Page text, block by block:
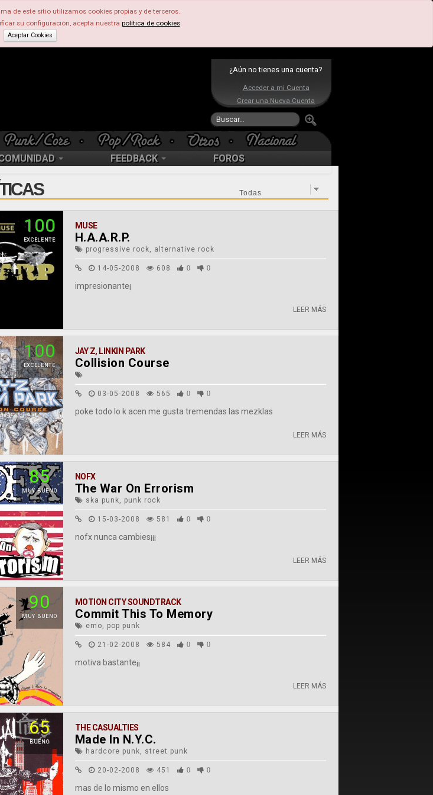
de este sitio utilizamos cookies propias y de terceros.
su configuración, acepta nuestra política de cookies.
Aceptar Cookies
¿Aún no tienes una cuenta?
Acceder a mi Cuenta
Crear una Nueva Cuenta
FEEDBACK FOROS
100
EXCELENTE
MUSE
H.A.A.R.P.
progressive rock, alternative rock
14-05-2008 608 0 0
impresionante¡
LEER MÁS
100
EXCELENTE
JAY Z, LINKIN PARK
Collision Course
03-05-2008 565 0 0
poke todo lo k acen me gusta tremendas las mezklas
LEER MÁS
85
MUY BUENO
NOFX
The War On Errorism
ska punk, punk rock
15-03-2008 581 0 0
nofx nunca cambies¡¡¡
LEER MÁS
90
MUY BUENO
MOTION CITY SOUNDTRACK
Commit This To Memory
emo, pop punk
21-02-2008 584 0 0
motiva bastante¡¡
LEER MÁS
65
BUENO
THE CASUALTIES
Made In N.Y.C.
hardcore punk, street punk
20-02-2008 451 0 0
mas de lo mismo en ellos